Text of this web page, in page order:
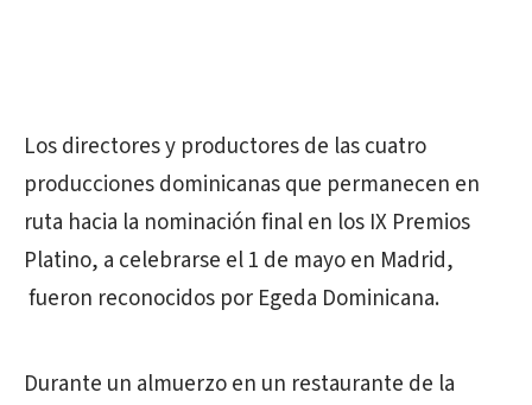
Los directores y productores de las cuatro
producciones dominicanas que permanecen en
ruta hacia la nominación final en los IX Premios
Platino, a celebrarse el 1 de mayo en Madrid,
fueron reconocidos por Egeda Dominicana.
Durante un almuerzo en un restaurante de la